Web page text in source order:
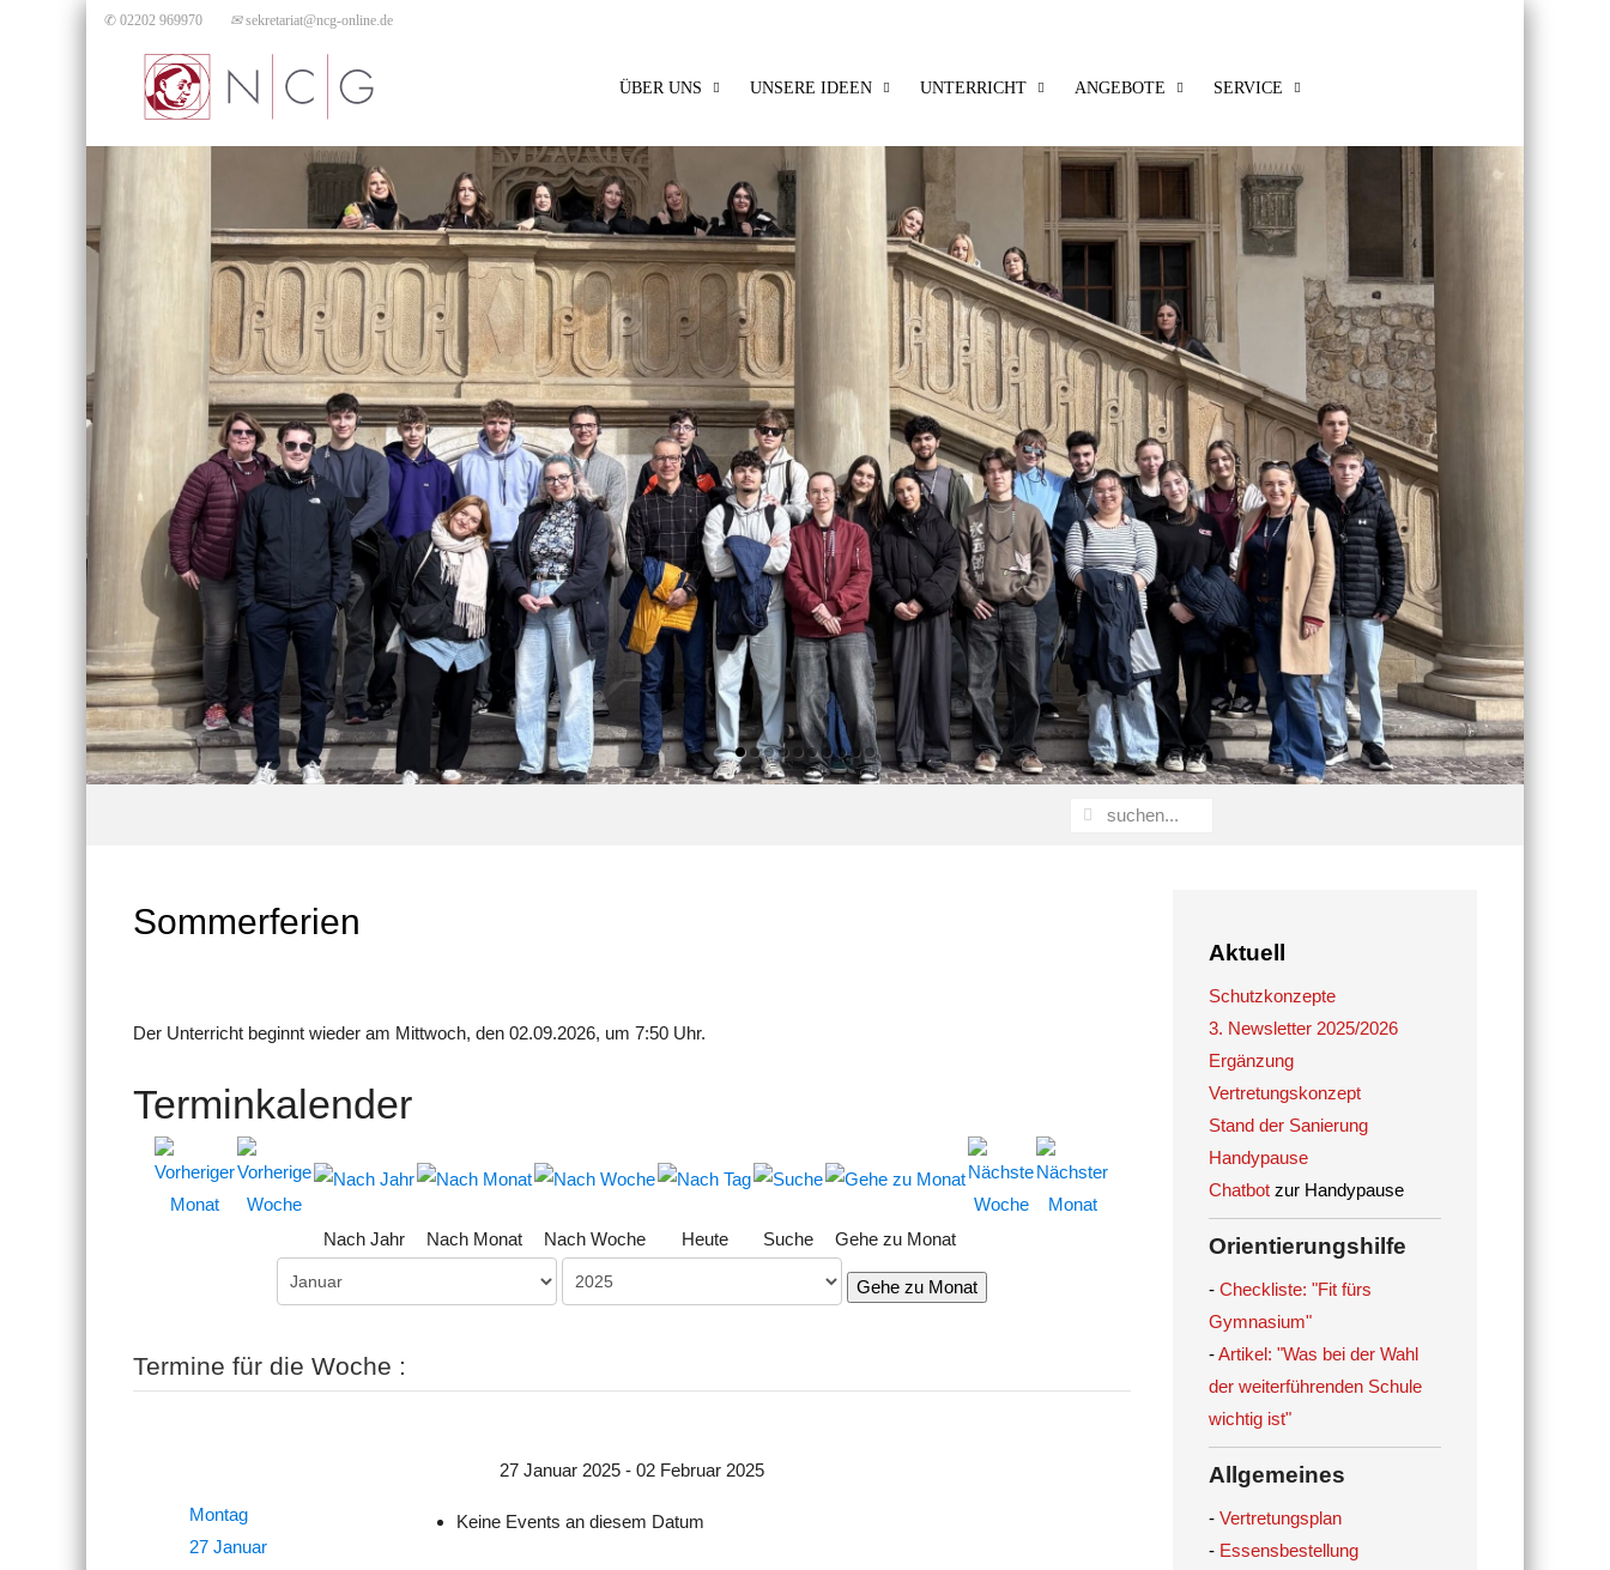
✆ 02202 969970 ✉sekretariat@ncg-online.de
ÜBER UNS UNSERE IDEEN UNTERRICHT ANGEBOTE SERVICE
Sommerferien
Der Unterricht beginnt wieder am Mittwoch, den 02.09.2026, um 7:50 Uhr.
Terminkalender
Nach Jahr Nach Monat Nach Woche Heute Suche Gehe zu Monat
Gehe zu Monat
Termine für die Woche :
27 Januar 2025 - 02 Februar 2025
Montag
27 Januar
Keine Events an diesem Datum
Aktuell
Schutzkonzepte
3. Newsletter 2025/2026
Ergänzung
Vertretungskonzept
Stand der Sanierung
Handypause
Chatbotzur Handypause
Orientierungshilfe
- Checkliste: "Fit fürs
Gymnasium"
-Artikel: "Was bei der Wahl
der weiterführenden Schule
wichtig ist"
Allgemeines
- Vertretungsplan
- Essensbestellung